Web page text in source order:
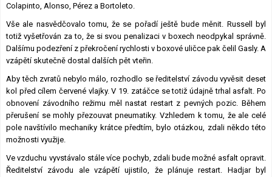
Colapinto, Alonso, Pérez a Bortoleto.
Vše ale nasvědčovalo tomu, že se pořadí ještě bude měnit. Russell byl
totiž vyšetřován za to, že si svou penalizaci v boxech neodpykal správně.
Dalšímu podezření z překročení rychlosti v boxové uličce pak čelil Gasly. A
vzápětí skutečně dostal dalších pět vteřin.
Aby těch zvratů nebylo málo, rozhodlo se ředitelství závodu vyvěsit deset
kol před cílem červené vlajky. V 19. zatáčce se totiž údajně trhal asfalt. Po
obnovení závodního režimu měl nastat restart z pevných pozic. Během
přerušení se mohly přezouvat pneumatiky. Vzhledem k tomu, že ale celé
pole navštívilo mechaniky krátce předtím, bylo otázkou, zdali někdo této
možnosti využije.
Ve vzduchu vyvstávalo stále více pochyb, zdali bude možné asfalt opravit.
Ředitelství závodu ale vzápětí ujistilo, že plánuje restart. Hadjar byl